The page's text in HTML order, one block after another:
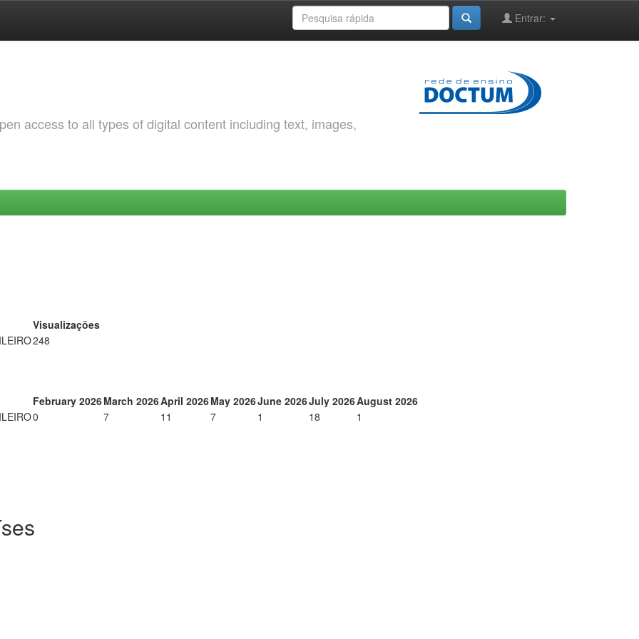
Entrar:
access to all types of digital content including text, images,
Visualizações
248
February 2026March 2026April 2026May 2026June 2026July 2026August 2026
0 7 11 7 1 18 1